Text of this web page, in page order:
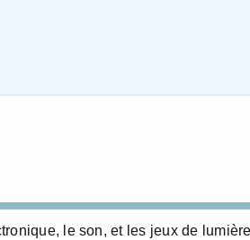
le son, et les jeux de